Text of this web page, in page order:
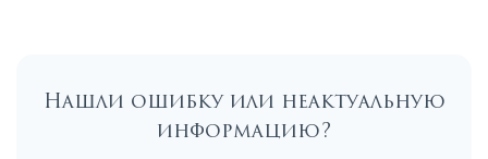
Нашли ошибку или неактуальную
информацию?